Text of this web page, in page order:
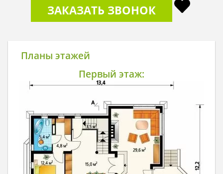
ЗАКАЗАТЬ ЗВОНОК
Планы этажей
Первый этаж: